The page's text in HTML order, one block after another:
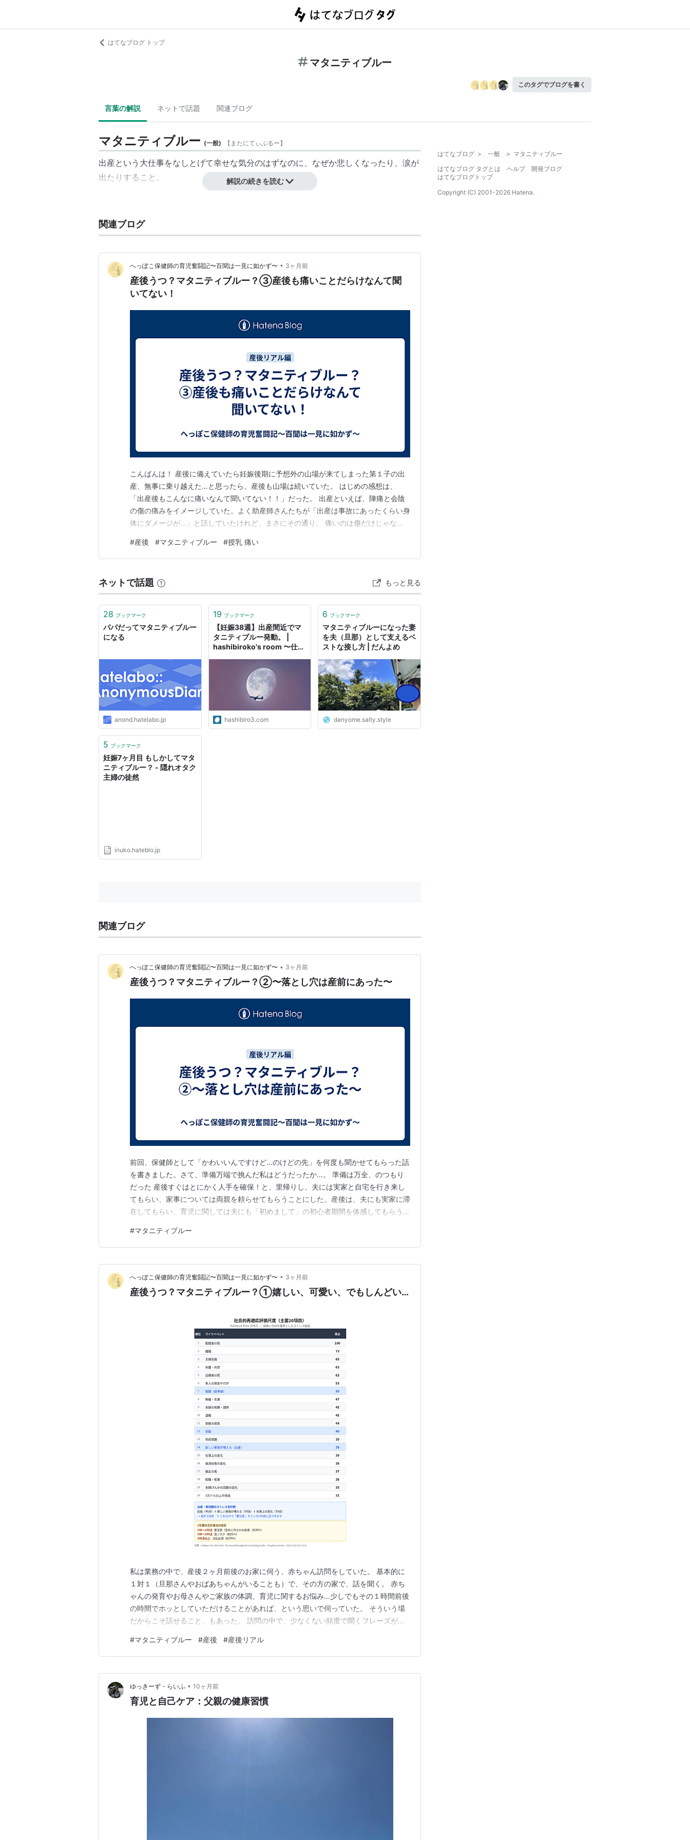
はてなブログ トップ
マタニティブルー
このタグでブログを書く
言葉の解説 ネットで話題 関連ブログ
マタニティブルー (一般) 【 またにてぃぶるー】
出産という大仕事をなしとげて幸せな気分のはずなのに、なぜか悲しくなったり、涙が
出たりすること。
解説の続きを読む
関連ブログ
へっぽこ保健師の育児奮闘記〜百聞は一見に如かず〜 • 3ヶ月前
産後うつ？マタニティブルー？③産後も痛いことだらけなんて聞
いてない！
こんばんは！ 産後に備えていたら妊娠後期に予想外の山場が来てしまった第１子の出
産、無事に乗り越えた…と思ったら、産後も山場は続いていた。 はじめの感想は、
「出産後もこんなに痛いなんて聞いてない！！」だった。 出産といえば、陣痛と会陰
の傷の痛みをイメージしていた。よく助産師さんたちが「出産は事故にあったくらい身
体にダメージが…」と話していたけれど、まさにその通り。 痛いのは傷だけじゃな
筋に力が入らず寝返りを打つのにもベッド柵につかまってプルプルしながら、という有
様だった。 そんな満身創痍の状態でも、我が子の顔を見ると、…
#産後 #マタニティブルー #授乳 痛い
ネットで話題 もっと見る
28 ブックマーク
パパだってマタニティブルー
になる
anond.hatelabo.jp
19 ブックマーク
【妊娠38週】出産間近でマ
タニティブルー発動。 |
hashibiroko's room 〜仕事
hashibiro3.com
6 ブックマーク
マタニティブルーになった妻
を夫（旦那）として支えるベ
ストな接し方 | だんよめ
danyome.salty.style
5 ブックマーク
妊娠7ヶ月目 もしかしてマタ
ニティブルー？ - 隠れオタク
主婦の徒然
inuko.hateblo.jp
関連ブログ
へっぽこ保健師の育児奮闘記〜百聞は一見に如かず〜 • 3ヶ月前
産後うつ？マタニティブルー？②〜落とし穴は産前にあった〜
前回、保健師として「かわいいんですけど…のけどの先」を何度も聞かせてもらった話
を書きました。さて、準備万端で挑んだ私はどうだったか…。 準備は万全、のつもり
だった 産後すぐはとにかく人手を確保！と、里帰りし、夫には実家と自宅を行き来し
てもらい、家事については両親を頼らせてもらうことにした。産後は、夫にも実家に滞
在してもらい、育児に関しては夫にも「初めまして」の初心者期間を体感してもらうべ
まれてから落ち着くまでは、周囲を頼りまくるつもりで行くんだ！…と、張り切ってい
た。 仕事を離れたら時間ができて、ゆっくりできて、赤ち…
#マタニティブルー
へっぽこ保健師の育児奮闘記〜百聞は一見に如かず〜 • 3ヶ月前
産後うつ？マタニティブルー？①嬉しい、可愛い、でもしんどい…
私は業務の中で、産後２ヶ月前後のお家に伺う、赤ちゃん訪問をしていた。 基本的に
１対１（旦那さんやおばあちゃんがいることも）で、その方の家で、話を聞く。 赤ち
ゃんの発育やお母さんやご家族の体調、育児に関するお悩み…少しでもその１時間前後
の時間でホッとしていただけることがあれば、という思いで伺っていた。 そういう場
だからこそ話せること、もあった。 訪問の中で、少なくない頻度で聞くフレーズがあ
だ。 眠れなくて。思ったよりしんどくて。なんか…なんか… もちろん、順調で毎日が
楽しい！というお母さんもたくさんいた。 でも、「けど…
#マタニティブルー #産後 #産後リアル
ゆっきーず・らいふ • 10ヶ月前
育児と自己ケア：父親の健康習慣
はてなブログ > 一般 > マタニティブルー
はてなブログ タグとは
ヘルプ
開発ブログ
はてなブログトップ
Copyright (C) 2001-2026 Hatena.